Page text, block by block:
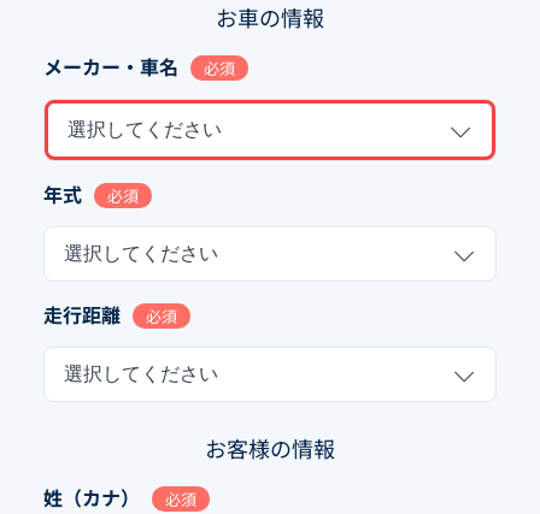
お車の情報
メーカー・車名 必須
選択してください
年式 必須
選択してください
走行距離 必須
選択してください
お客様の情報
姓（カナ） 必須